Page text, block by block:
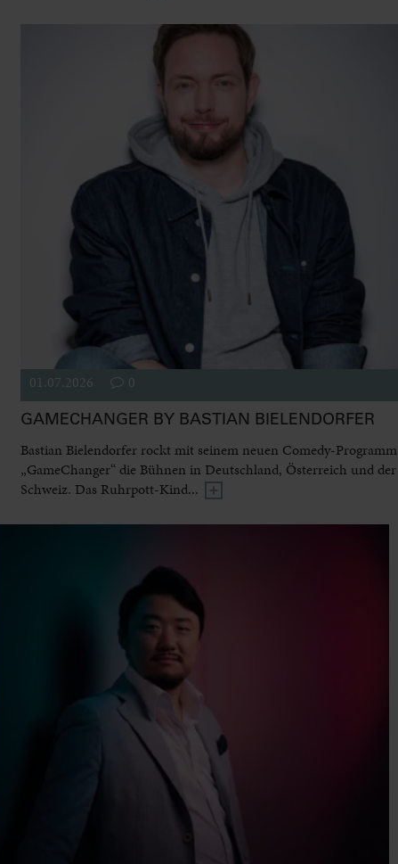
01.07.2026 0
GAMECHANGER BY BASTIAN BIELENDORFER
Bastian Bielendorfer rockt mit seinem neuen Comedy-Programm
„GameChanger“ die Bühnen in Deutschland, Österreich und der
Schweiz. Das Ruhrpott-Kind...